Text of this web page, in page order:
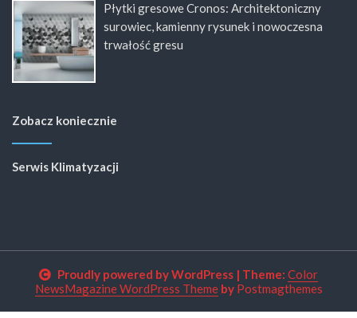
Płytki gresowe Cronos: Architektoniczny
surowiec, kamienny rysunek i nowoczesna
trwałość gresu
Zobacz koniecznie
Serwis Klimatyzacji
Proudly powered by WordPress | Theme: Color
NewsMagazine WordPress Themeby Postmagthemes